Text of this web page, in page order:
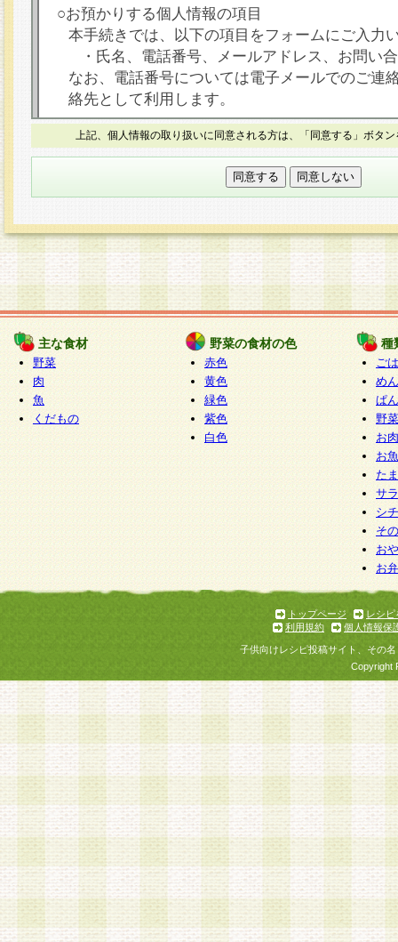
○お預かりする個人情報の項目
本手続きでは、以下の項目をフォームにご入力
・氏名、電話番号、メールアドレス、お問い
なお、電話番号については電子メールでのご連
絡先として利用します。
○本人が容易に認識できない方法による個人情報
本フォームでは、セッション管理のためCookie
○個人情報の第三者提供について
力いただく個人情報は第三者に提供しません。
○個人情報の委託について
個人情報の取り扱いを外部に委託する場合は、
情報管理基準を満たす企業を選定して委託を行
が行われるよう監督します。
○開示対象個人情報の開示等および問い合わせ窓口
本人からの求めにより、当社が本件により取得
報の利用目的の通知・開示・内容の訂正・追加
停止・消去及び第三者への提供の禁止（以下、
といいます。）に応じます。
開示等に応じる窓口は以下になります。
ぱくすく食堂個人情報お客様相談窓口 paku-
m
個人情報を与えることは任意ですが、個人情報
意をいただけない場合には、当社のサービスの
お問い合わせ・ご相談への対応ができない場合
上記、個人情報の取り扱いに同意される方は、「同意する」ボタ
主な食材
野菜
肉
魚
くだもの
野菜の食材の色
赤色
黄色
緑色
紫色
白色
種
ご
めん
ぱん
野
お
お
た
サ
シ
そ
お
お
トップページ
レシピ
利用規約
個人情報保
子供向けレシピ投稿サイト、その
Copyright